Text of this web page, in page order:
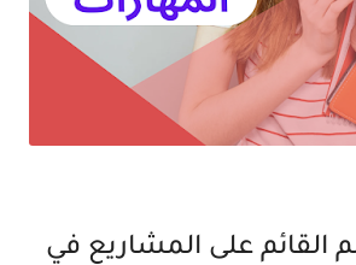
القائم على المشاريع في